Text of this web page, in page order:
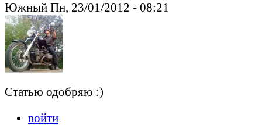
Южный Пн, 23/01/2012 - 08:21
Статью одобряю :)
войти